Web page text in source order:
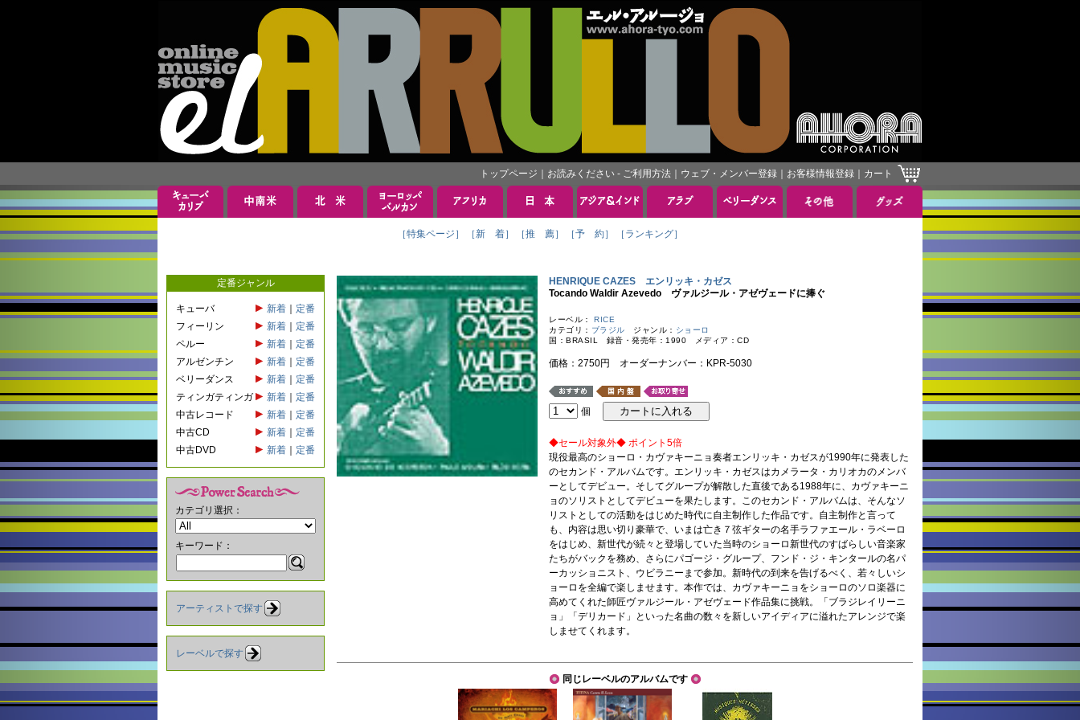
トップページ お読みください - ご利用方法 ウェブ・メンバー登録 お客様情報登録 カート
［特集ページ］ ［新 着］ ［推 薦］ ［予 約］ ［ランキング］
定番ジャンル
キューバ 新着
定番
フィーリン
新着
定番
ペルー
新着
定番
アルゼンチン
新着
定番
ベリーダンス
新着
定番
ティンガティンガ
新着
定番
中古レコード
新着
定番
中古CD
新着
定番
中古DVD
新着 定番
カテゴリ選択：
キーワード：
アーティストで探す
レーベルで探す
HENRIQUE CAZES エンリッキ・カゼス
Tocando Waldir Azevedo ヴァルジール・アゼヴェードに捧ぐ
レーベル： RICE
カテゴリ： ブラジル ジャンル： ショーロ
国：BRASIL 録音・発売年：1990 メディア：CD
価格：2750円 オーダーナンバー：KPR-5030
個
◆セール対象外◆ ポイント5倍
現役最高のショーロ・カヴァキーニョ奏者エンリッキ・カゼスが1990年に発表した
のセカンド・アルバムです。 エンリッキ・カゼスはカメラータ・カリオカのメンバ
ーとしてデビュー。そしてグループが解散した直後である1988年に、カヴァキーニ
ョのソリストとしてデビューを果たします。このセカンド・アルバムは、そんなソ
リストとしての活動をはじめた時代に自主制作した作品です。 自主制作と言って
も、内容は思い切り豪華で、いまは亡き７弦ギターの名手ラファエール・ラベーロ
をはじめ、新世代が続々と登場していた当時のショーロ新世代のすばらしい音楽家
たちがバックを務め、さらにパゴージ・グループ、フンド・ジ・キンタールの名パ
ーカッショニスト、ウビラニーまで参加。新時代の到来を告げるべく、若々しいシ
ョーロを全編で楽しませます。 本作では、カヴァキーニョをショーロのソロ楽器に
高めてくれた師匠ヴァルジール・アゼヴェード作品集に挑戦。「ブラジレイリーニ
ョ」「デリカード」といった名曲の数々を新しいアイディアに溢れたアレンジで楽
しませてくれます。
同じレーベルのアルバムです